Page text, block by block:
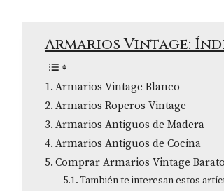
Armarios Vintage:
Armarios Vintage Blanco
Armarios Roperos Vintage
Armarios Antiguos de Madera
Armarios Antiguos de Cocina
Comprar Armarios Vintage
También te interesan estos